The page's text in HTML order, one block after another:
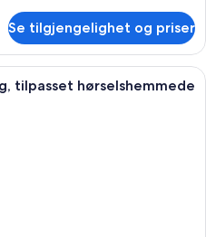
Se tilgjengelighet og priser
Italienske Frette-laken, sengetøy av
tilpasset hørselshemmede